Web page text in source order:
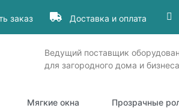
заказ Доставка и оплата
Ведущий поставщик
для загородного дома и бизнеса
Мягкие окна Прозрачные